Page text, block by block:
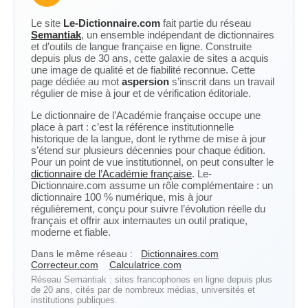
Le site Le-Dictionnaire.com fait partie du réseau
Semantiak, un ensemble indépendant de dictionnaires
et d’outils de langue française en ligne. Construite
depuis plus de 30 ans, cette galaxie de sites a acquis
une image de qualité et de fiabilité reconnue. Cette
page dédiée au mot aspersion s’inscrit dans un travail
régulier de mise à jour et de vérification éditoriale.
Le dictionnaire de l’Académie française occupe une
place à part : c’est la référence institutionnelle
historique de la langue, dont le rythme de mise à jour
s’étend sur plusieurs décennies pour chaque édition.
Pour un point de vue institutionnel, on peut consulter le
dictionnaire de l’Académie française. Le-
Dictionnaire.com assume un rôle complémentaire : un
dictionnaire 100 % numérique, mis à jour
régulièrement, conçu pour suivre l’évolution réelle du
français et offrir aux internautes un outil pratique,
moderne et fiable.
Dans le même réseau :
Dictionnaires.com
Correcteur.com
Calculatrice.com
Réseau Semantiak : sites francophones en ligne depuis plus
de 20 ans, cités par de nombreux médias, universités et
institutions publiques.